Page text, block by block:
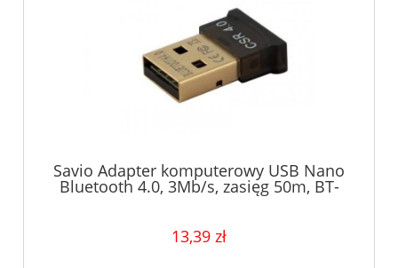
Savio Adapter komputerowy USB Nano
Bluetooth 4.0, 3Mb/s, zasięg 50m, BT-
13,39 zł